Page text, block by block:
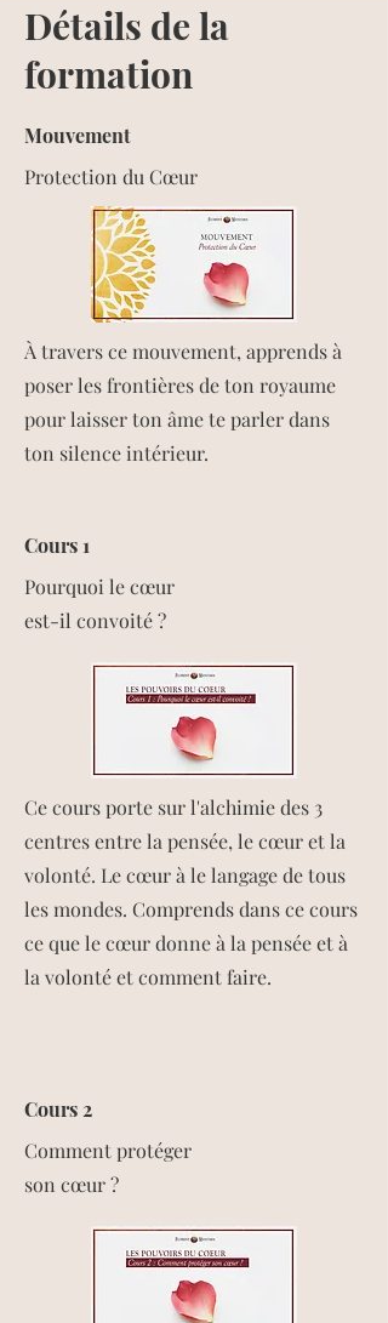
Détails de la
formation
Mouvement
Protection du Cœur
À travers ce mouvement, apprends à
poser les frontières de ton royaume
pour laisser ton âme te parler dans
ton silence intérieur.​
Cours 1
Pourquoi le cœur
est-il convoité ?​
Ce cours porte sur l'alchimie des 3
centres entre la pensée, le cœur et la
volonté. Le cœur à le langage de tous
les mondes. Comprends dans ce cours
ce que le cœur donne à la pensée et à
la volonté et comment faire.
Cours 2
Comment protéger
son cœur ?